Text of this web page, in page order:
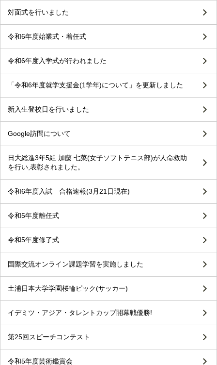
対面式を行いました
令和6年度始業式・着任式
令和6年度入学式が行われました
「令和6年度就学支援金(1学年)について」を更新しました
新入生登校日を行いました
Google訪問について
日大総進3年5組 加藤 七菜(女子ソフトテニス部)が人命救助
を行い,表彰されました。
令和6年度入試 合格速報(3月21日現在)
令和5年度離任式
令和5年度修了式
国際交流オンライン課題学習を実施しました
土浦日本大学学園桜輪ピック(サッカー)
イデミツ・アジア・タレントカップ開幕戦優勝!
第25回スピーチコンテスト
令和5年度芸術鑑賞会